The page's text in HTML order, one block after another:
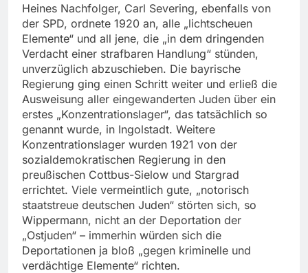
Heines Nachfolger, Carl Severing, ebenfalls von
der SPD, ordnete 1920 an, alle „lichtscheuen
Elemente“ und all jene, die „in dem dringenden
Verdacht einer strafbaren Handlung“ stünden,
unverzüglich abzuschieben. Die bayrische
Regierung ging einen Schritt weiter und erließ die
Ausweisung aller eingewanderten Juden über ein
erstes „Konzentrationslager“, das tatsächlich so
genannt wurde, in Ingolstadt. Weitere
Konzentrationslager wurden 1921 von der
sozialdemokratischen Regierung in den
preußischen Cottbus-Sielow und Stargrad
errichtet. Viele vermeintlich gute, „notorisch
staatstreue deutschen Juden“ störten sich, so
Wippermann, nicht an der Deportation der
„Ostjuden“ – immerhin würden sich die
Deportationen ja bloß „gegen kriminelle und
verdächtige Elemente“ richten.